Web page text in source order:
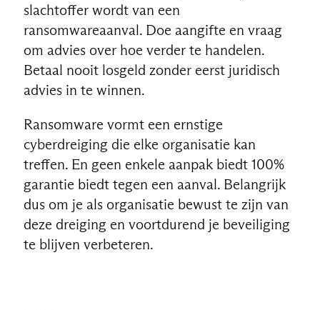
slachtoffer wordt van een
ransomwareaanval. Doe aangifte en vraag
om advies over hoe verder te handelen.
Betaal nooit losgeld zonder eerst juridisch
advies in te winnen.
Ransomware vormt een ernstige
cyberdreiging die elke organisatie kan
treffen. En geen enkele aanpak biedt 100%
garantie biedt tegen een aanval. Belangrijk
dus om je als organisatie bewust te zijn van
deze dreiging en voortdurend je beveiliging
te blijven verbeteren.